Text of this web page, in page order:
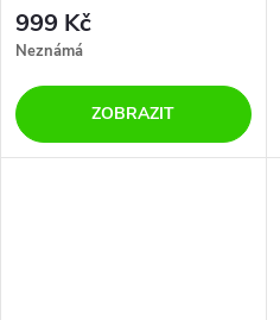
999 Kč
Neznámá
ZOBRAZIT